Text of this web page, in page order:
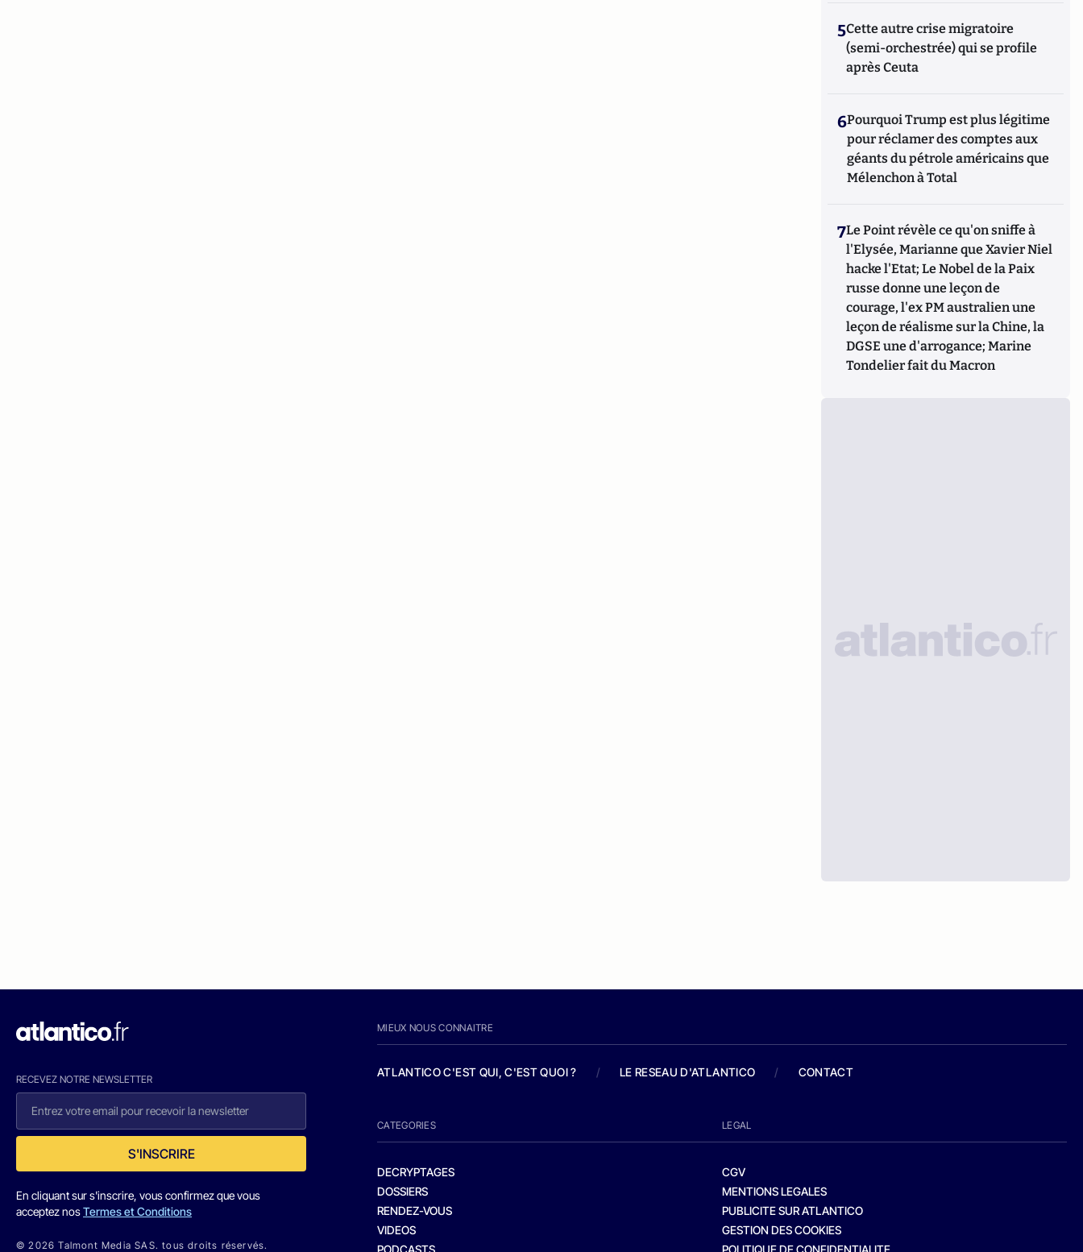
5Cette autre crise migratoire
(semi-orchestrée) qui se profile
après Ceuta
6Pourquoi Trump est plus légitime
pour réclamer des comptes aux
géants du pétrole américains que
Mélenchon à Total
7Le Point révèle ce qu'on sniffe à
l'Elysée, Marianne que Xavier Niel
hacke l'Etat; Le Nobel de la Paix
russe donne une leçon de
courage, l'ex PM australien une
leçon de réalisme sur la Chine, la
DGSE une d'arrogance; Marine
Tondelier fait du Macron
RECEVEZ NOTRE NEWSLETTER
S'INSCRIRE
En cliquant sur s'inscrire, vous confirmez que vous
acceptez nosTermes et Conditions
© 2026 Talmont Media SAS. tous droits réservés.
MIEUX NOUS CONNAITRE
ATLANTICO C'EST QUI, C'EST QUOI ? / LE RESEAU D'ATLANTICO / CONTACT
CATEGORIES
DECRYPTAGES
DOSSIERS
RENDEZ-VOUS
VIDEOS
PODCASTS
LEGAL
CGV
MENTIONS LEGALES
PUBLICITE SUR ATLANTICO
GESTION DES COOKIES
POLITIQUE DE CONFIDENTIALITE